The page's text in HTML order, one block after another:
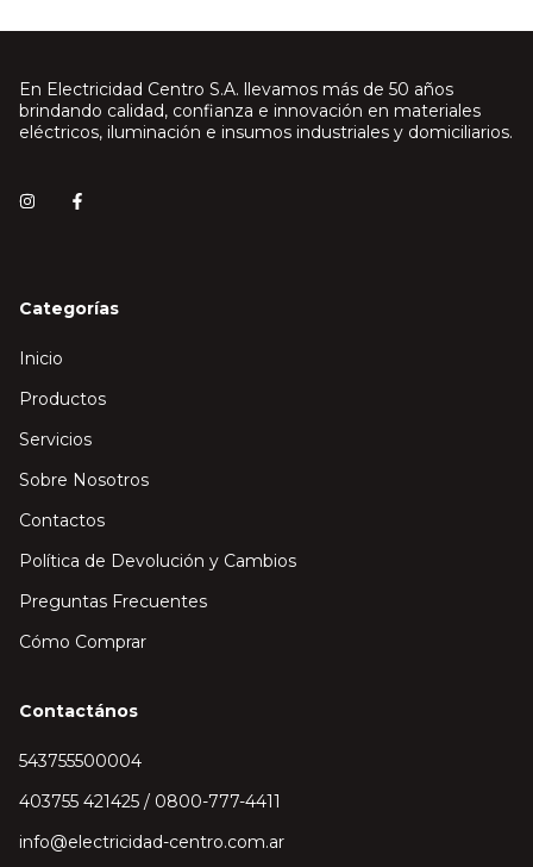
En Electricidad Centro S.A. llevamos más de 50 años
brindando calidad, confianza e innovación en materiales
eléctricos, iluminación e insumos industriales y domiciliarios.
Categorías
Inicio
Productos
Servicios
Sobre Nosotros
Contactos
Política de Devolución y Cambios
Preguntas Frecuentes
Cómo Comprar
Contactános
543755500004
403755 421425 / 0800-777-4411
info@electricidad-centro.com.ar